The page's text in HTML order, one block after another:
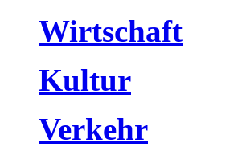
Wirtschaft
Kultur
Verkehr